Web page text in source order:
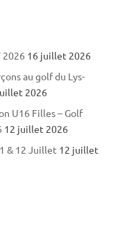
2026 16 juillet 2026
au golf du Lys-
2026
U16 Filles – Golf
12 juillet 2026
& 12 Juillet 12 juillet